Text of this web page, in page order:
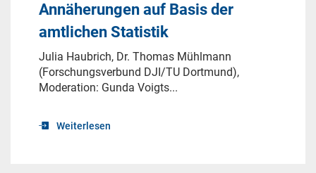
Annäherungen auf Basis der
amtlichen Statistik
Julia Haubrich, Dr. Thomas Mühlmann
(Forschungsverbund DJI/TU Dortmund),
Moderation: Gunda Voigts...
Weiterlesen